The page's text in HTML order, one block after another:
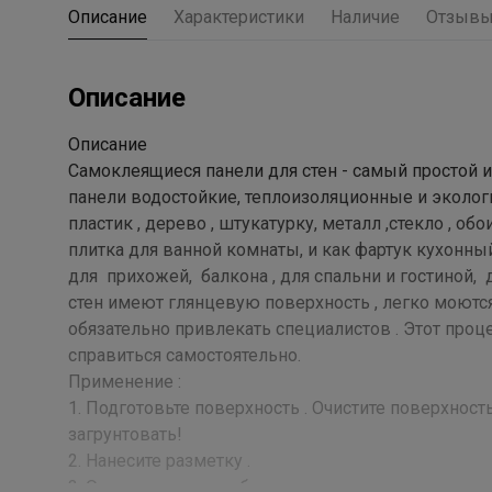
Описание Характеристики Наличие Отзывы
Описание
Описание
Самоклеящиеся панели для стен - самый
панели водостойкие, теплоизоляционные и
пластик , дерево , штукатурку, металл ,стекло ,
плитка для ванной комнаты, и как фартук
для прихожей, балкона , для спальни и гостиной,
стен имеют глянцевую поверхность , легко
обязательно привлекать специалистов . Этот
справиться самостоятельно.
Применение :
1. Подготовьте поверхность . Очистите
загрунтовать!
2. Нанесите разметку .